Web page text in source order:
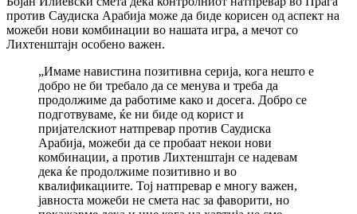
против Саудиска Арабија може да биде корисен од аспект на
можеби нови комбинации во нашата игра, а мечот со
Лихтенштајн особено важен.
„Имаме навистина позитивна серија, кога нешто е
добро не би требало да се менува и треба да
продолжиме да работиме како и досега. Добро се
подготвуваме, ќе ни биде од корист и
пријателскиот натпревар против Саудиска
Арабија, можеби да се пробаат некои нови
комбинации, а против Лихтенштајн се надевам
дека ќе продолжиме позитивно и во
квалификациите. Тој натпревар е многу важен,
јавноста можеби не смета нас за фаворити, но